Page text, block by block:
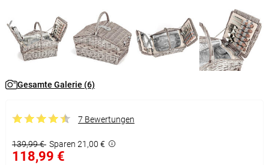
Gesamte Galerie (6)
7 Bewertungen
139,99 € Sparen 21,00 €
118,99 €